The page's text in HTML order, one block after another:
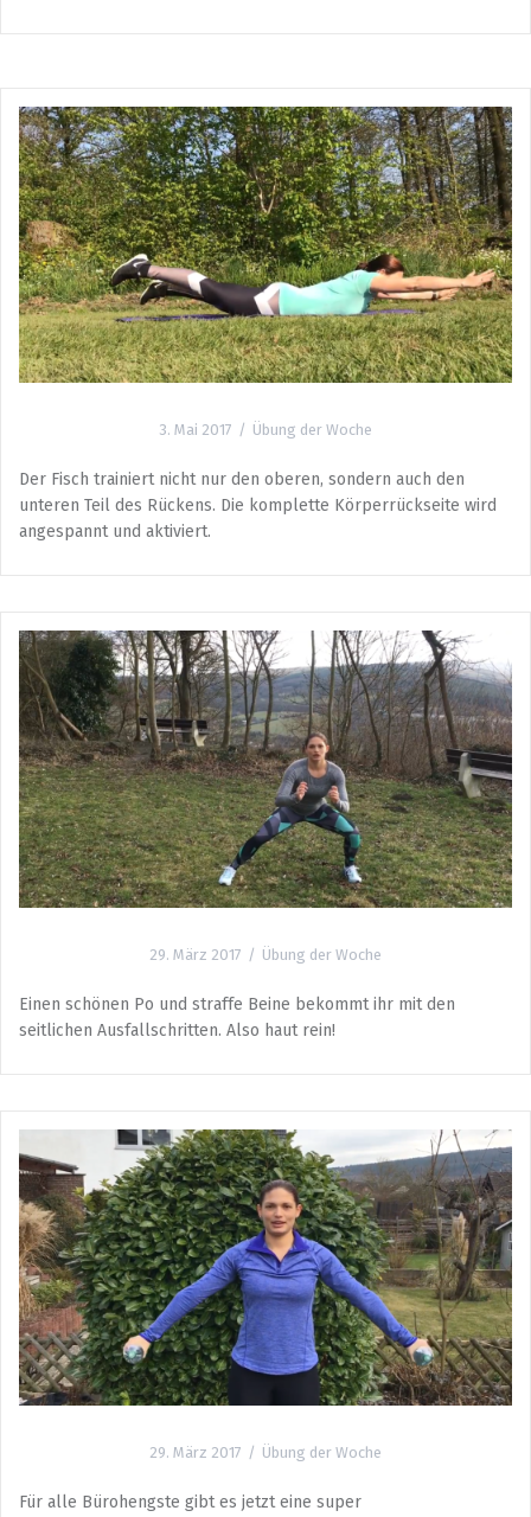
3. Mai 2017 Übung der Woche
Der Fisch trainiert nicht nur den oberen, sondern auch den
unteren Teil des Rückens. Die komplette Körperrückseite wird
angespannt und aktiviert.
29. März 2017 Übung der Woche
Einen schönen Po und straffe Beine bekommt ihr mit den
seitlichen Ausfallschritten. Also haut rein!
29. März 2017 Übung der Woche
Für alle Bürohengste gibt es jetzt eine super